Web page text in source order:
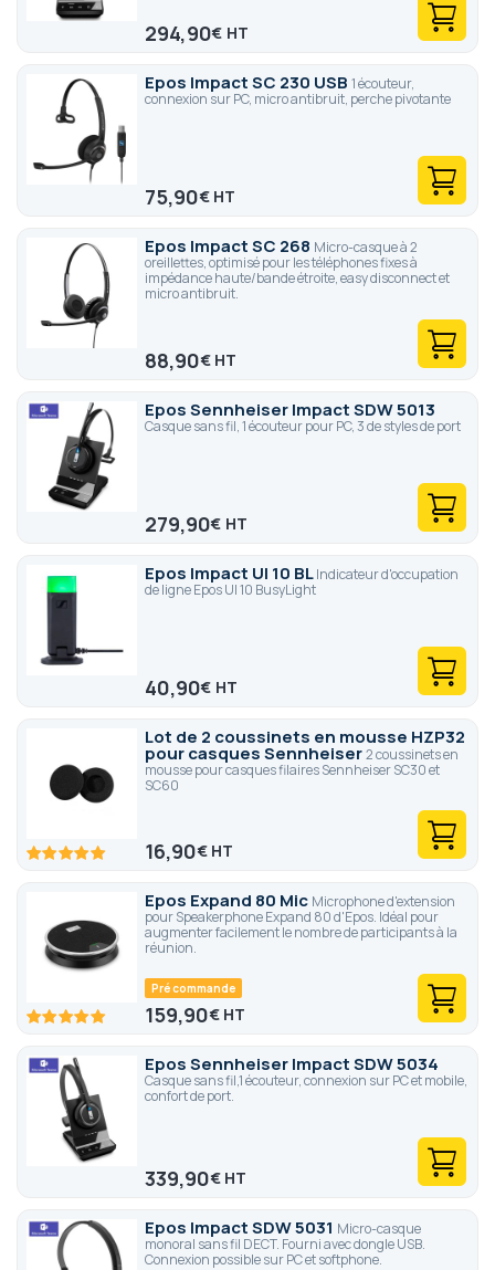
294,90€
Epos Impact SC 230 USB 1 écouteur,
connexion sur PC, micro antibruit, perche pivotante
75,90€
Epos Impact SC 268 Micro-casque à 2
oreillettes, optimisé pour les téléphones fixes à
impédance haute/bande étroite, easy disconnect et
micro antibruit.
88,90€
Epos Sennheiser Impact SDW 5013
Casque sans fil, 1 écouteur pour PC, 3 de styles de port
279,90€
Epos Impact UI 10 BLIndicateur d'occupation
de ligne Epos UI 10 BusyLight
40,90€
Lot de 2 coussinets en mousse HZP32
pour casques Sennheiser2 coussinets en
mousse pour casques filaires Sennheiser SC30 et
SC60
100 100 16,90€
Epos Expand 80 Mic Microphone d'extension
pour Speakerphone Expand 80 d'Epos. Idéal pour
augmenter facilement le nombre de participants à la
réunion.
100 100
Pré commande
159,90€
Epos Sennheiser Impact SDW 5034
Casque sans fil,1 écouteur, connexion sur PC et mobile,
confort de port.
339,90€
Epos Impact SDW 5031 Micro-casque
monoral sans fil DECT. Fourni avec dongle USB.
Connexion possible sur PC et softphone.